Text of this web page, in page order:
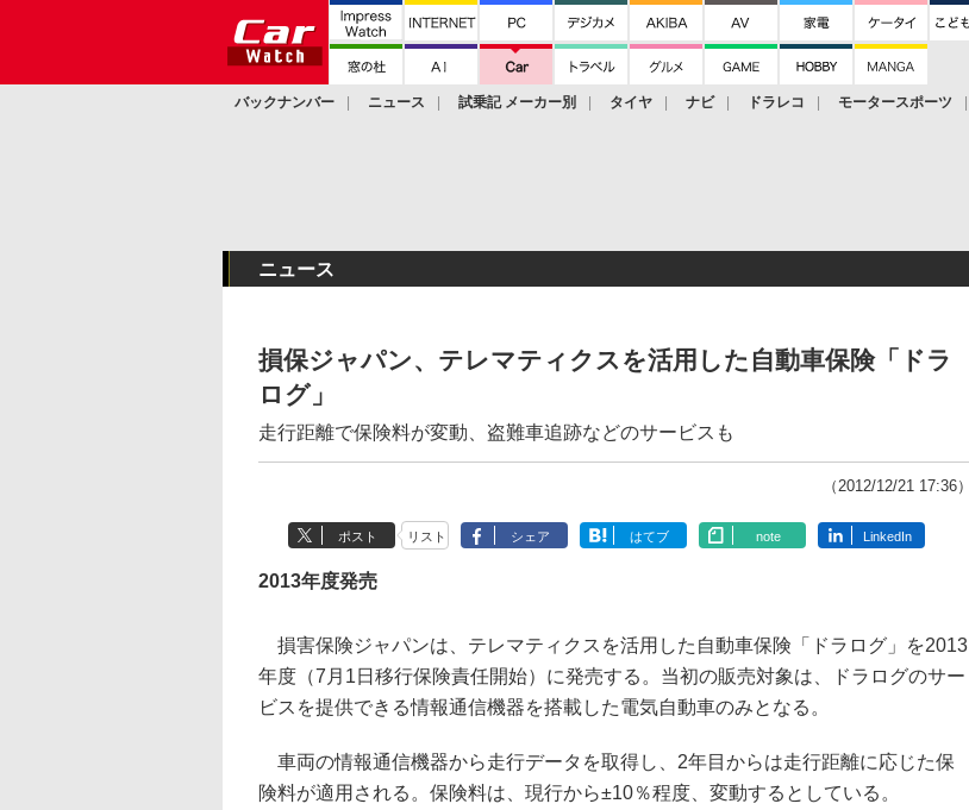
バックナンバー ニュース 試乗記 メーカー別 タイヤ ナビ ドラレコ モータースポーツ
ニュース
損保ジャパン、テレマティクスを活用した自動車保険「ドラ
ログ」
走行距離で保険料が変動、盗難車追跡などのサービスも
（2012/12/21 17:36）
ポスト リスト シェア はてブ note LinkedIn
2013年度発売
損害保険ジャパンは、テレマティクスを活用した自動車保険「ドラログ」を2013
年度（7月1日移行保険責任開始）に発売する。当初の販売対象は、ドラログのサー
ビスを提供できる情報通信機器を搭載した電気自動車のみとなる。
車両の情報通信機器から走行データを取得し、2年目からは走行距離に応じた保
険料が適用される。保険料は、現行から±10％程度、変動するとしている。